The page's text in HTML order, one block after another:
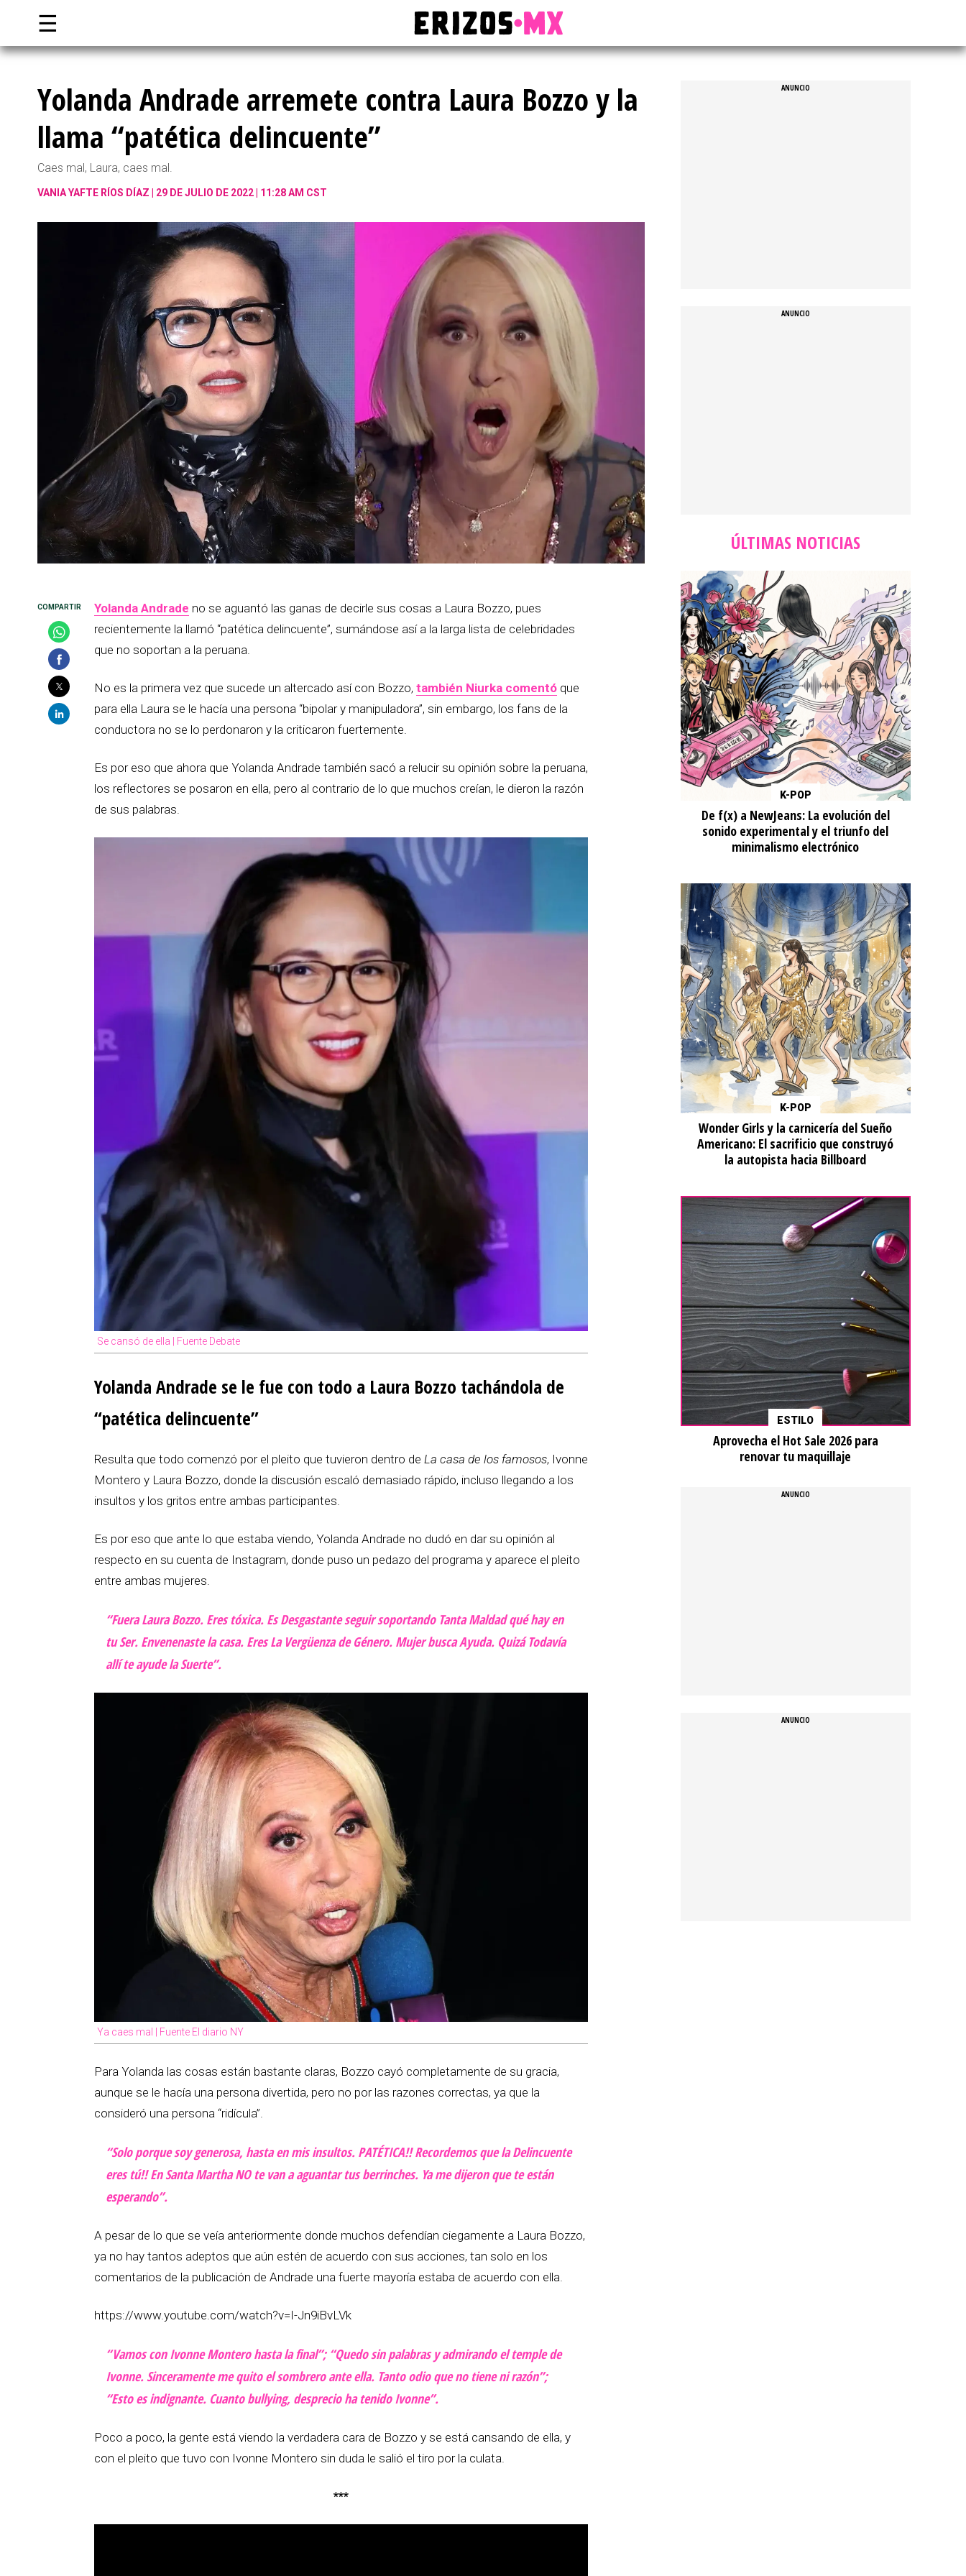
☰
Yolanda Andrade arremete contra Laura Bozzo y la
llama “patética delincuente”
Caes mal, Laura, caes mal.
VANIA YAFTE RÍOS DÍAZ 29 DE JULIO DE 2022 | 11:28 AM CST
Yolanda Andrade no se aguantó las ganas de decirle sus cosas a Laura Bozzo, pues
recientemente la llamó “patética delincuente”, sumándose así a la larga lista de celebridades
que no soportan a la peruana.
No es la primera vez que sucede un altercado así con Bozzo, también Niurka comentó que
para ella Laura se le hacía una persona “bipolar y manipuladora”, sin embargo, los fans de la
conductora no se lo perdonaron y la criticaron fuertemente.
Es por eso que ahora que Yolanda Andrade también sacó a relucir su opinión sobre la peruana,
los reflectores se posaron en ella, pero al contrario de lo que muchos creían, le dieron la razón
de sus palabras.
Se cansó de ella | Fuente Debate
Yolanda Andrade se le fue con todo a Laura Bozzo tachándola de
“patética delincuente”
Resulta que todo comenzó por el pleito que tuvieron dentro de La casa de los famosos, Ivonne
Montero y Laura Bozzo, donde la discusión escaló demasiado rápido, incluso llegando a los
insultos y los gritos entre ambas participantes.
Es por eso que ante lo que estaba viendo, Yolanda Andrade no dudó en dar su opinión al
respecto en su cuenta de Instagram, donde puso un pedazo del programa y aparece el pleito
entre ambas mujeres.
“Fuera Laura Bozzo. Eres tóxica. Es Desgastante seguir soportando Tanta Maldad qué hay en
tu Ser. Envenenaste la casa. Eres La Vergüenza de Género. Mujer busca Ayuda. Quizá Todavía
allí te ayude la Suerte”.
Ya caes mal | Fuente El diario NY
Para Yolanda las cosas están bastante claras, Bozzo cayó completamente de su gracia,
aunque se le hacía una persona divertida, pero no por las razones correctas, ya que la
consideró una persona “ridícula”.
“Solo porque soy generosa, hasta en mis insultos. PATÉTICA!! Recordemos que la Delincuente
eres tú!! En Santa Martha NO te van a aguantar tus berrinches. Ya me dijeron que te están
esperando”.
A pesar de lo que se veía anteriormente donde muchos defendían ciegamente a Laura Bozzo,
ya no hay tantos adeptos que aún estén de acuerdo con sus acciones, tan solo en los
comentarios de la publicación de Andrade una fuerte mayoría estaba de acuerdo con ella.
https://www.youtube.com/watch?v=I-Jn9iBvLVk
“Vamos con Ivonne Montero hasta la final”; “Quedo sin palabras y admirando el temple de
Ivonne. Sinceramente me quito el sombrero ante ella. Tanto odio que no tiene ni razón”;
“Esto es indignante. Cuanto bullying, desprecio ha tenido Ivonne”.
Poco a poco, la gente está viendo la verdadera cara de Bozzo y se está cansando de ella, y
con el pleito que tuvo con Ivonne Montero sin duda le salió el tiro por la culata.
***
ÚLTIMAS NOTICIAS
K-POP
De f(x) a NewJeans: La evolución del
sonido experimental y el triunfo del
minimalismo electrónico
K-POP
Wonder Girls y la carnicería del Sueño
Americano: El sacrificio que construyó
la autopista hacia Billboard
ESTILO
Aprovecha el Hot Sale 2026 para
renovar tu maquillaje